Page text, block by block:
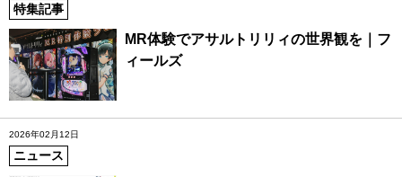
特集記事
MR体験でアサルトリリィの世界観を｜フ
ィールズ
2026年02月12日
ニュース